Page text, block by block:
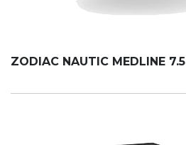
ZODIAC NAUTIC MEDLINE 7.5